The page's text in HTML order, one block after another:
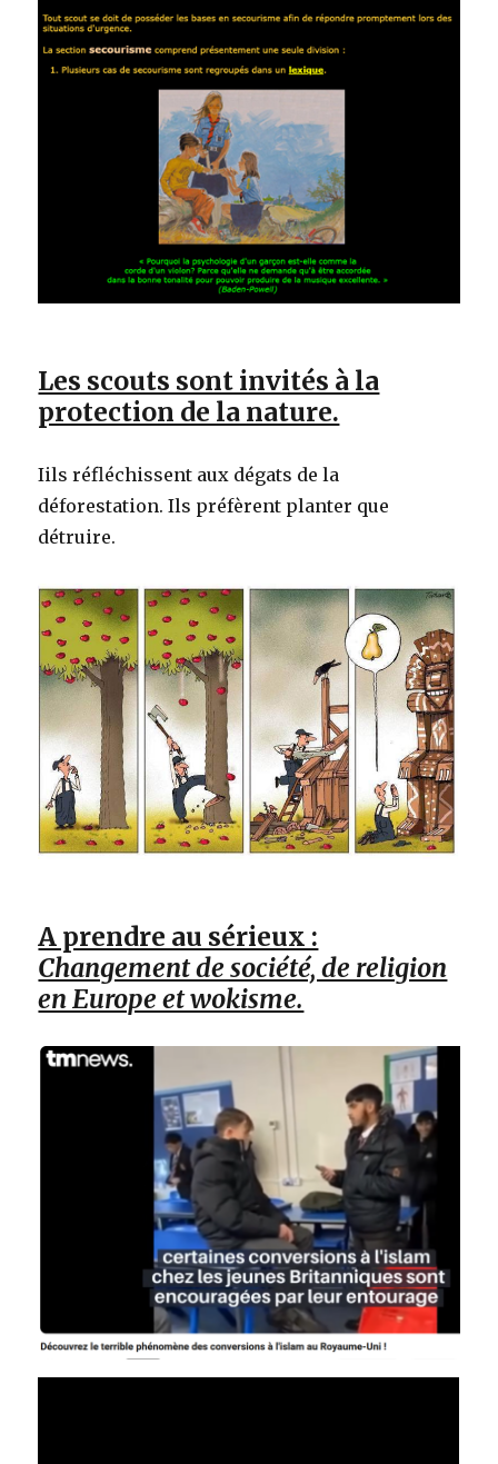
Les scouts sont invités à la
protection de la nature.
Iils réfléchissent aux dégats de la
déforestation. Ils préfèrent planter que
détruire.
A prendre au sérieux :
Changement de société, de religion
en Europe et wokisme.